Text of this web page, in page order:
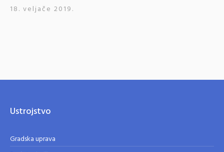
18. veljače 2019.
Ustrojstvo
Gradska uprava